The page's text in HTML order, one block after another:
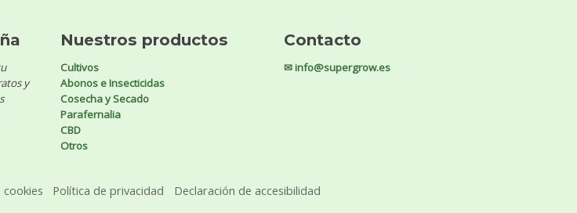
y
Nuestros productos
Cultivos
Abonos e Insecticidas
Cosecha y Secado
Parafernalia
CBD
Otros
Contacto
✉ info@supergrow.es
cookies Política de privacidad Declaración de accesibilidad